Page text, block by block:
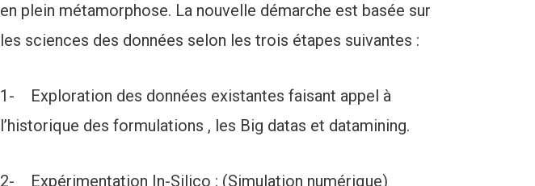
en plein métamorphose. La nouvelle démarche est basée sur
les sciences des données selon les trois étapes suivantes :
1- Exploration des données existantes faisant appel à
l’historique des formulations , les Big datas et datamining.
2- Expérimentation In-Silico : (Simulation numérique)